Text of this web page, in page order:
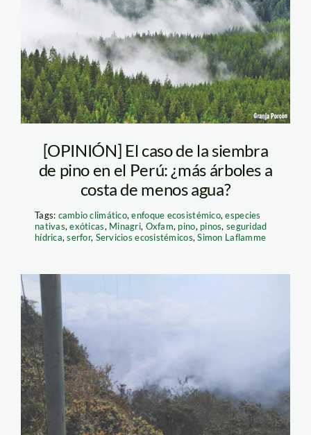
[OPINIÓN] El caso de la siembra
de pino en el Perú: ¿más árboles a
costa de menos agua?
Tags: cambio climático,enfoque ecosistémico,especies
nativas,exóticas, Minagri, Oxfam, pino, pinos,seguridad
hídrica,serfor, Servicios ecosistémicos,Simon Laflamme
Incendio forestal
Machu Picchu